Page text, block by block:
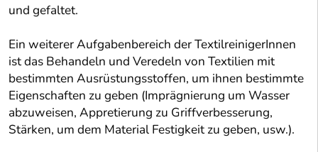
und gefaltet.
Ein weiterer Aufgabenbereich der TextilreinigerInnen
ist das Behandeln und Veredeln von Textilien mit
bestimmten Ausrüstungsstoffen, um ihnen bestimmte
Eigenschaften zu geben (Imprägnierung um Wasser
abzuweisen, Appretierung zu Griffverbesserung,
Stärken, um dem Material Festigkeit zu geben, usw.).